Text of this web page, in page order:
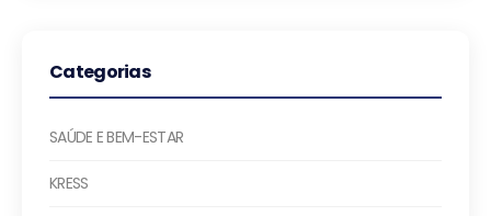
Categorias
SAÚDE E BEM-ESTAR
KRESS